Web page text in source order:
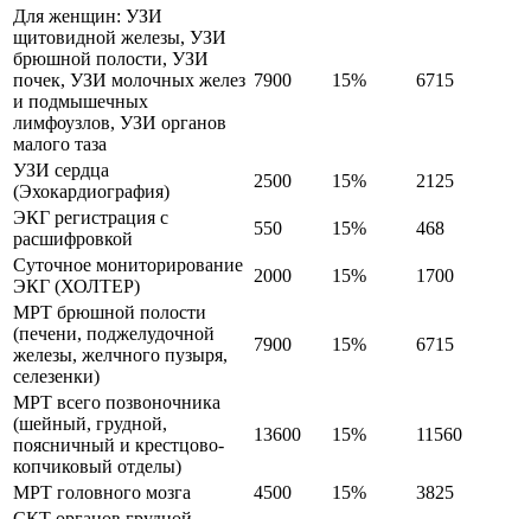
Для женщин: УЗИ
щитовидной железы, УЗИ
брюшной полости, УЗИ
почек, УЗИ молочных желез
и подмышечных
лимфоузлов, УЗИ органов
малого таза
7900 15% 6715
УЗИ сердца
(Эхокардиография)
2500 15%
2125
ЭКГ регистрация с
расшифровкой
550 15%
468
Суточное мониторирование
ЭКГ (ХОЛТЕР)
2000 15%
1700
МРТ брюшной полости
(печени, поджелудочной
железы, желчного пузыря,
селезенки)
7900 15% 6715
МРТ всего позвоночника
(шейный, грудной,
поясничный и крестцово-
копчиковый отделы)
13600 15% 11560
МРТ головного мозга 4500 15%
3825